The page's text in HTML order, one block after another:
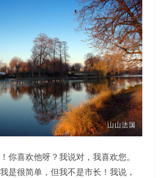
你喜欢他呀？我说对，我喜欢您。
是很简单，但我不是市长！我说，